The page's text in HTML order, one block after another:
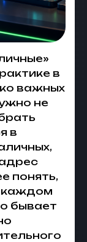
в
важных
не
в
понять,
каждом
бывает